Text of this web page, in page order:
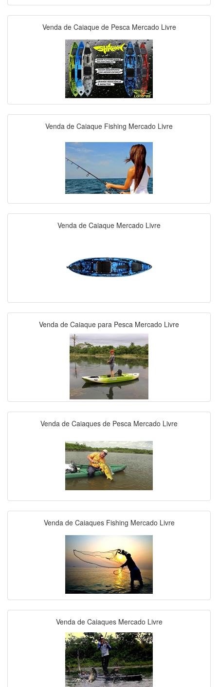
Venda de Caiaque de Pesca Mercado Livre
Venda de Caiaque Fishing Mercado Livre
Venda de Caiaque Mercado Livre
Venda de Caiaque para Pesca Mercado Livre
Venda de Caiaques de Pesca Mercado Livre
Venda de Caiaques Fishing Mercado Livre
Venda de Caiaques Mercado Livre